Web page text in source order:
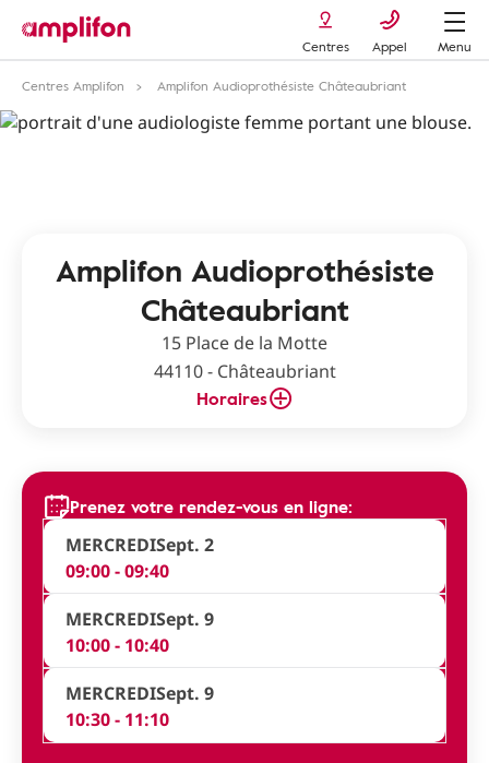
Centres Appel
Menu
Centres Amplifon
Amplifon Audioprothésiste Châteaubriant
Amplifon Audioprothésiste
Châteaubriant
15 Place de la Motte
44110 - Châteaubriant
Horaires
Prenez votre rendez-vous en ligne:
MERCREDISept. 2
09:00 - 09:40
MERCREDISept. 9
10:00 - 10:40
MERCREDISept. 9
10:30 - 11:10